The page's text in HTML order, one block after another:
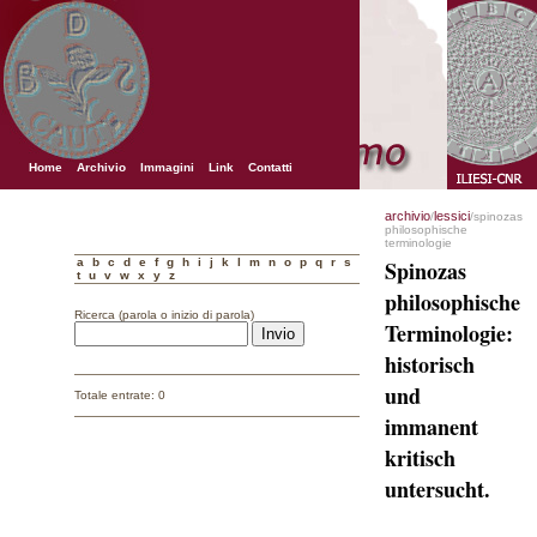
Home Archivio Immagini Link Contatti
a b c d e f g h i j k l m n o p q r
s
t
u v w x y z
Ricerca (parola o inizio di parola)
Totale entrate: 0
archivio/lessici/spinozas
philosophische
terminologie
Spinozas
philosophische
Terminologie:
historisch
und
immanent
kritisch
untersucht.